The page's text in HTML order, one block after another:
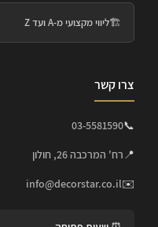
🏗️ליווי מקצועי מ-A ועד Z
צרו קשר
📞
03-5581590
📍רח' המרכבה 26, חולון
✉️
info@decorstar.co.il